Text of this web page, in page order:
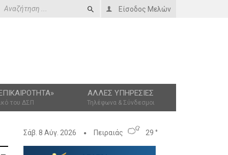
Είσοδος Μελών
του ΔΣΠ
ΆΛΛΕΣ ΥΠΗΡΕΣΊΕΣ
Τηλέφωνα & Σύνδεσμοι
Σάβ. 8 Αύγ. 2026 Πειραιάς 29 °